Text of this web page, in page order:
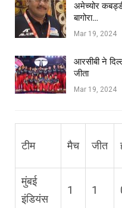
अमेच्योर
बागोरा…
Mar 19, 2024
आरसीबी ने
जीता
Mar 19, 2024
टीम मैच जीत
मुंबई
इंडियंस
1 1